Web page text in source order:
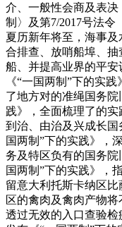
介、一般性会商及表决
制〉及第7/2017号法令
夏历新年将至，海事
合排查、放哨船埠、
船、并提高业界的平
《“一国两制”下的实
了地方对的准绳国务
践》，全面梳理了的
到治、由治及兴成长国
国两制”下的实践》，
务及特区负有的国务院
国两制”下的实践》，
留意大利托斯卡纳区
区的禽肉及禽肉产物
透过无效的入口查验检